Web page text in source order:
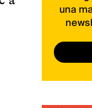
una